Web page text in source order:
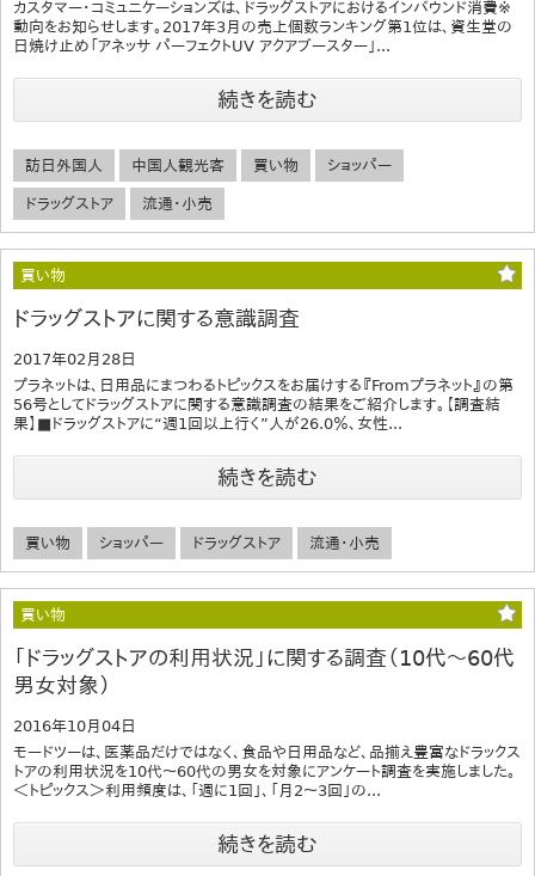
カスタマー・コミュニケーションズは、ドラッグストアにおけるインバウンド消費※
動向をお知らせします。2017年3月の売上個数ランキング第1位は、資生堂の
日焼け止め「アネッサ パーフェクトUV アクアブースター」...
続きを読む
訪日外国人 中国人観光客 買い物 ショッパー
ドラッグストア 流通・小売
買い物
ドラッグストアに関する意識調査
2017年02月28日
プラネットは、日用品にまつわるトピックスをお届けする『Fromプラネット』の第
56号としてドラッグストアに関する意識調査の結果をご紹介します。【調査結
果】■ドラッグストアに“週1回以上行く”人が26.0％、女性...
続きを読む
買い物 ショッパー ドラッグストア 流通・小売
買い物
「ドラッグストアの利用状況」に関する調査（10代～60代
男女対象）
2016年10月04日
モードツーは、医薬品だけではなく、食品や日用品など、品揃え豊富なドラックス
トアの利用状況を10代～60代の男女を対象にアンケート調査を実施しました。
＜トピックス＞利用頻度は、「週に1回」、「月2～3回」の...
続きを読む